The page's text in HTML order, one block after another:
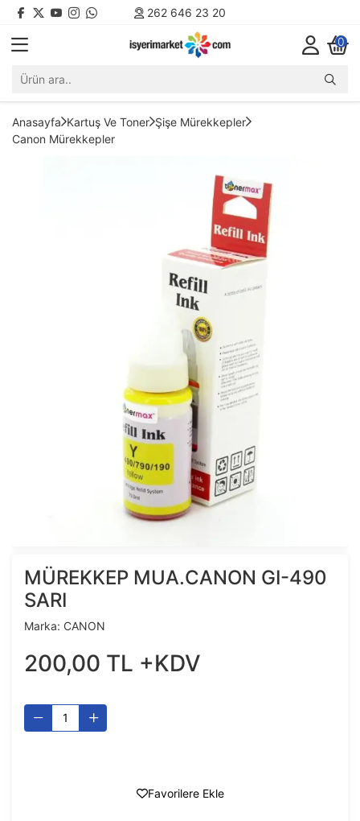
262 646 23 20
0
Anasayfa Kartuş Ve Toner Şişe Mürekkepler
Canon Mürekkepler
MÜREKKEP MUA.CANON GI-490
SARI
Marka: CANON
200,00 TL +KDV
Favorilere Ekle